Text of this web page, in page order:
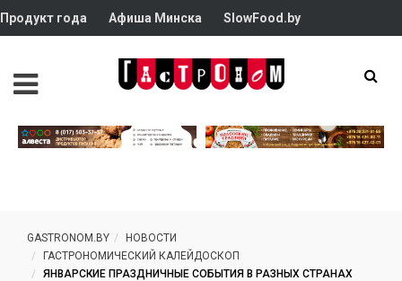
Продукт года Афиша Минска SlowFood.by
GASTRONOM.BY
НОВОСТИ
ГАСТРОНОМИЧЕСКИЙ КАЛЕЙДОСКОП
ЯНВАРСКИЕ ПРАЗДНИЧНЫЕ СОБЫТИЯ В РАЗНЫХ СТРАНАХ